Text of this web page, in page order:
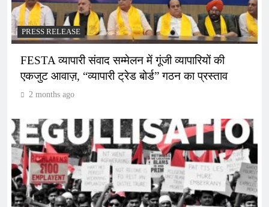
PRESS RELEASE
FESTA व्यापारी संवाद सम्मेलन में गूंजी व्यापारियों की
एकजुट आवाज़, “व्यापारी ट्रेड बोर्ड” गठन का प्रस्ताव
2 months ago